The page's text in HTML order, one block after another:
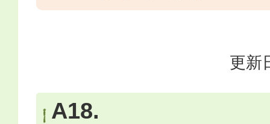
更新
A18.